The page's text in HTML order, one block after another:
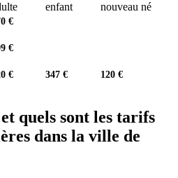
enfant
nouveau né
€
€
€ 347 € 120 €
quels sont les tarifs
dans la ville de